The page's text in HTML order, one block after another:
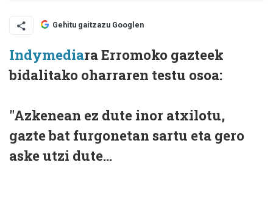
Gehitu gaitzazu Googlen
Indymediara Erromoko gazteek
bidalitako oharraren testu osoa:
"Azkenean ez dute inor atxilotu,
gazte bat furgonetan sartu eta gero
aske utzi dute...